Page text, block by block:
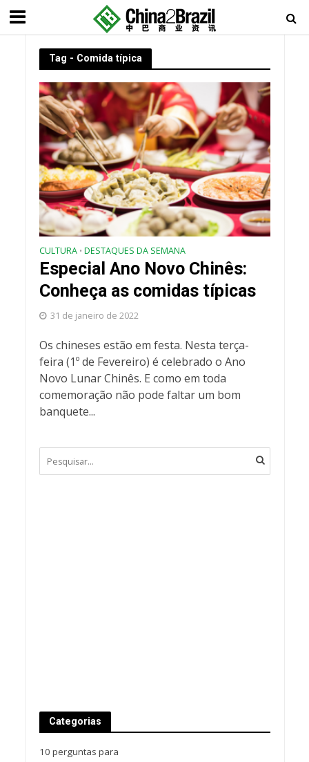
Tag - Comida típica
CULTURA • DESTAQUES DA SEMANA
Especial Ano Novo Chinês:
Conheça as comidas típicas
31 de janeiro de 2022
Os chineses estão em festa. Nesta terça-
feira (1º de Fevereiro) é celebrado o Ano
Novo Lunar Chinês. E como em toda
comemoração não pode faltar um bom
banquete...
Categorias
10 perguntas para